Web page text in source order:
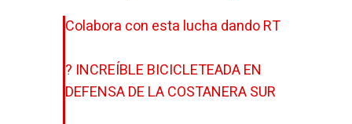
Colabora con esta lucha dando RT
? INCREÍBLE BICICLETEADA EN
DEFENSA DE LA COSTANERA SUR